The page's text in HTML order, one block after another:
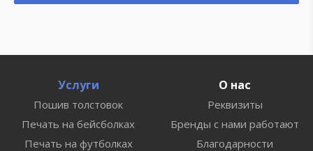
Услуги
Пошив толстовок
Печать на бейсболках
Печать на футболках
О нас
Реквизиты
Бренды с нами работают
Благодарности